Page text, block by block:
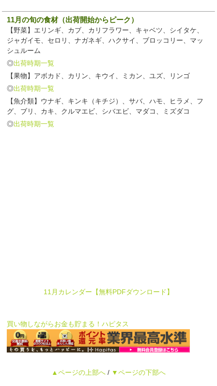
11月の旬の食材（出荷開始からピーク）
【野菜】エリンギ、カブ、カリフラワー、キャベツ、シイタケ、
ジャガイモ、セロリ、ナガネギ、ハクサイ、ブロッコリー、マッ
シュルーム
◎出荷時期一覧
【果物】アボカド、カリン、キウイ、ミカン、ユズ、リンゴ
◎出荷時期一覧
【魚介類】ウナギ、キンキ（キチジ）、サバ、ハモ、ヒラメ、フ
グ、ブリ、カキ、クルマエビ、シバエビ、マダコ、ミズダコ
◎出荷時期一覧
11月カレンダー【無料PDFダウンロード】
買い物しながらお金も貯まる！ハピタス
▲ページの上部へ / ▼ページの下部へ